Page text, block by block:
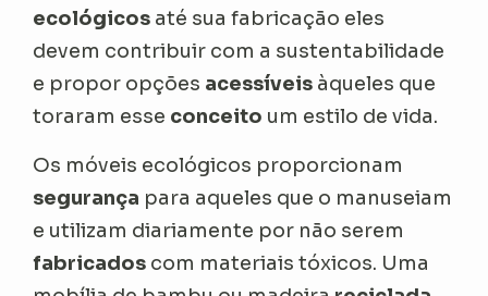
ecológicos até sua fabricação eles
devem contribuir com a sustentabilidade
e propor opções acessíveis àqueles que
toraram esse conceito um estilo de vida.
Os móveis ecológicos proporcionam
segurança para aqueles que o manuseiam
e utilizam diariamente por não serem
fabricados com materiais tóxicos. Uma